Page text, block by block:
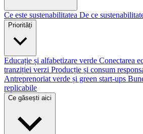
Ce este sustenabilitatea De ce
Priorități
Educație și alfabetizare verde Conectarea
tranziției verzi Producție și consum
Antreprenoriat verde și green start-ups
replicabile
Ce găsești aici